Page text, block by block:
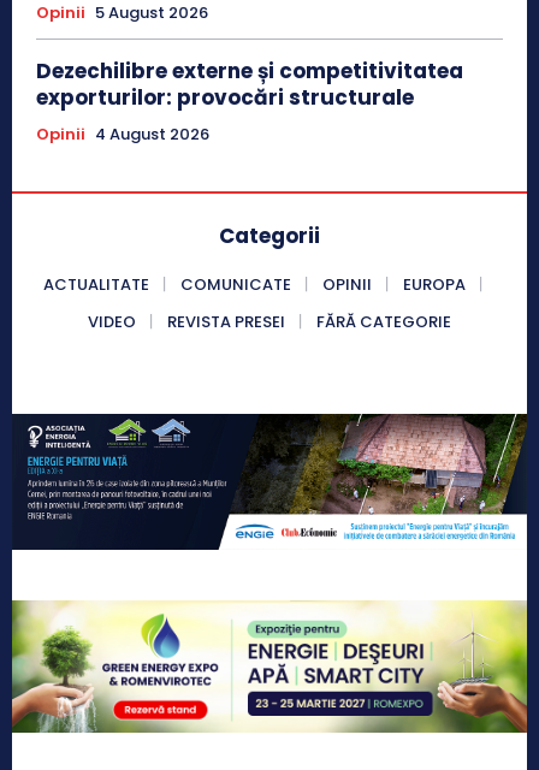
Opinii 5 August 2026
Dezechilibre externe și competitivitatea
exporturilor: provocări structurale
Opinii 4 August 2026
Categorii
ACTUALITATE COMUNICATE OPINII
EUROPA
VIDEO
REVISTA PRESEI FĂRĂ CATEGORIE